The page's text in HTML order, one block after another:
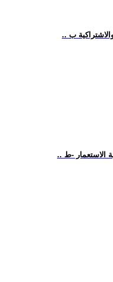
ب
الاستعمار -ط